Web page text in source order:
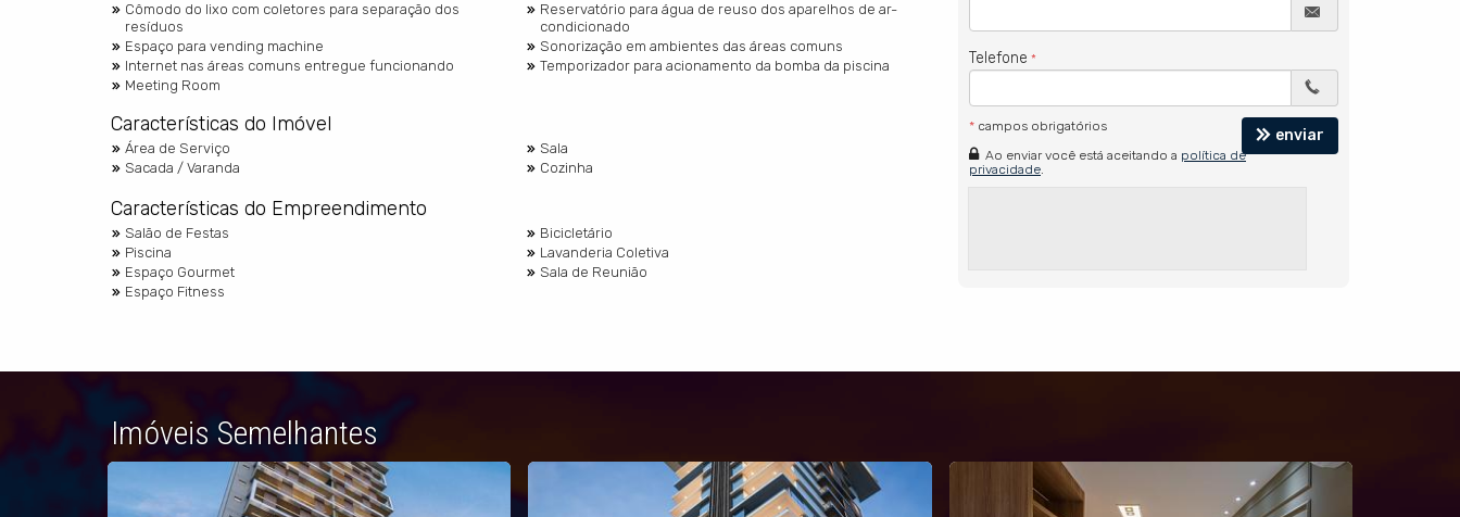
Cômodo do lixo com coletores para separação dos
resíduos
Espaço para vending machine
Internet nas áreas comuns entregue funcionando
Meeting Room
Reservatório para água de reuso dos aparelhos de ar-
condicionado
Sonorização em ambientes das áreas comuns
Temporizador para acionamento da bomba da piscina
Características do Imóvel
Área de Serviço
Sacada / Varanda
Sala
Cozinha
Características do Empreendimento
Salão de Festas
Piscina
Espaço Gourmet
Espaço Fitness
Bicicletário
Lavanderia Coletiva
Sala de Reunião
Telefone
* campos obrigatórios
Ao enviar você está aceitando a política de
privacidade
enviar
Imóveis Semelhantes